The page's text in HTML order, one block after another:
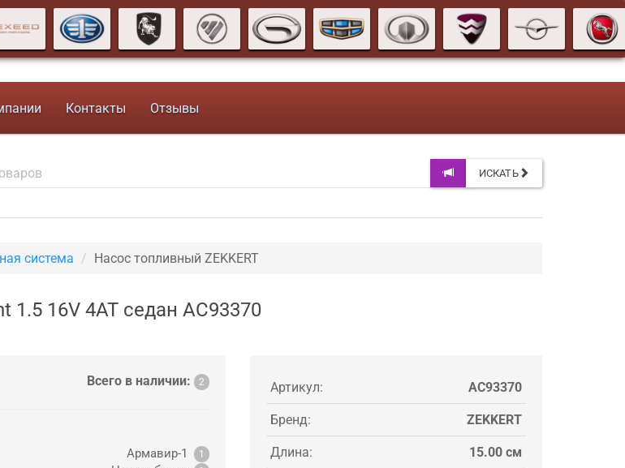
Контакты Отзывы
ИСКАТЬ
система Насос топливный ZEKKERT
1.5 16V 4AT седан AC93370
Всего в наличии: 2
Армавир-1 1
Артикул: AC93370
Бренд: ZEKKERT
Длина: 15.00 см